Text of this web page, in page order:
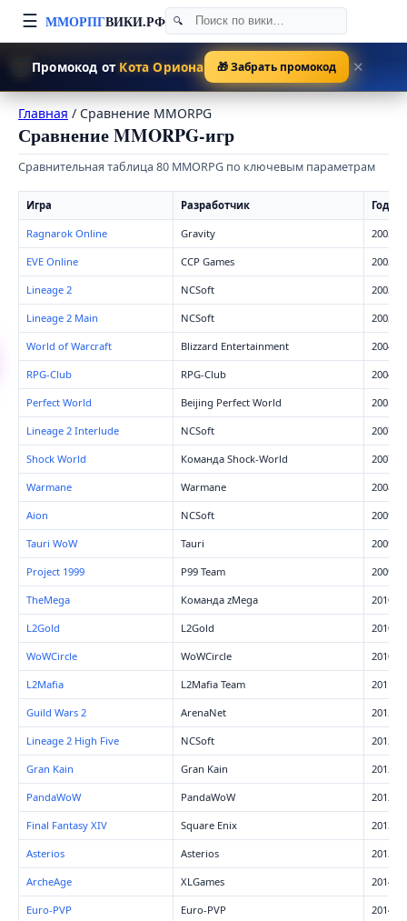
☰ ММОРПГВИКИ.РФ
Промокод от Кота Ориона 🎁 Забрать промокод ✕
Главная / Сравнение MMORPG
Сравнение MMORPG-игр
Сравнительная таблица 80 MMORPG по ключевым параметрам
Игра Разработчик Год
Ragnarok Online Gravity 2002
EVE Online CCP Games 2003
Lineage 2 NCSoft 2003
Lineage 2 Main NCSoft 2003
World of Warcraft Blizzard Entertainment 2004
RPG-Club RPG-Club 2004
Perfect World Beijing Perfect World 2005
Lineage 2 Interlude NCSoft 2007
Shock World Команда Shock-World 2007
Warmane Warmane 2008
Aion NCSoft 2009
Tauri WoW Tauri 2009
Project 1999 P99 Team 2009
TheMega Команда zMega 2010
L2Gold L2Gold 2010
WoWCircle WoWCircle 2010
L2Mafia L2Mafia Team 2011
Guild Wars 2 ArenaNet 2012
Lineage 2 High Five NCSoft 2012
Gran Kain Gran Kain 2012
PandaWoW PandaWoW 2012
Final Fantasy XIV Square Enix 2013
Asterios Asterios 2013
ArcheAge XLGames 2014
Euro-PVP Euro-PVP 2014